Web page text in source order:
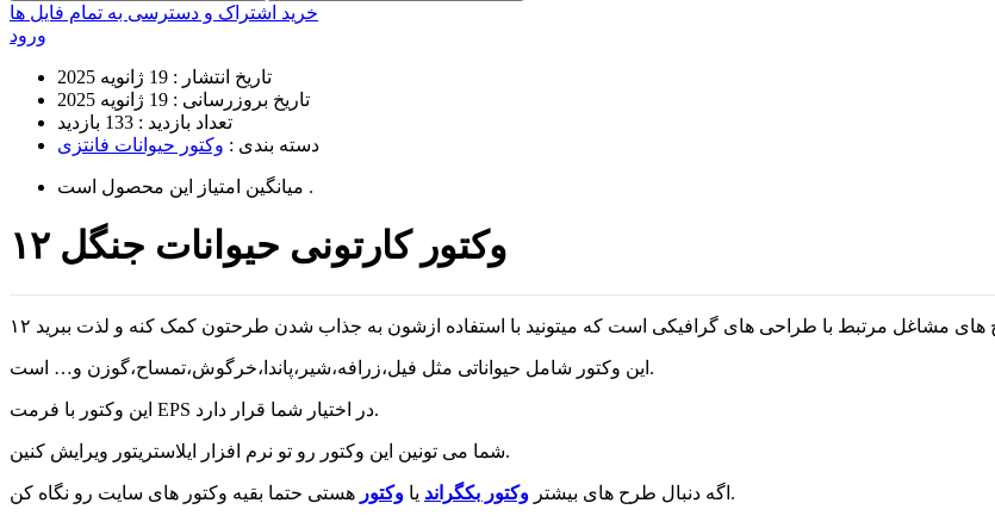
خرید اشتراک و دسترسی به تمام فایل ها
ورود
تاریخ انتشار : 19 ژانویه 2025
تاریخ بروزرسانی : 19 ژانویه 2025
تعداد بازدید : 133 بازدید
دسته بندی : وکتور حیوانات فانتزی
میانگین امتیاز این محصول است .
۱۲ وکتور کارتونی حیوانات جنگل
این وکتور شامل حیواناتی مثل فیل،زرافه،شیر،پاندا،خرگوش،تمساح،گوزن و… است.
این وکتور با فرمت EPS در اختیار شما قرار دارد.
شما می تونین این وکتور رو تو نرم افزار ایلاستریتور ویرایش کنین.
اگه دنبال طرح های بیشتر وکتور بکگراند یا وکتور هستی حتما بقیه وکتور های سایت رو نگاه کن.